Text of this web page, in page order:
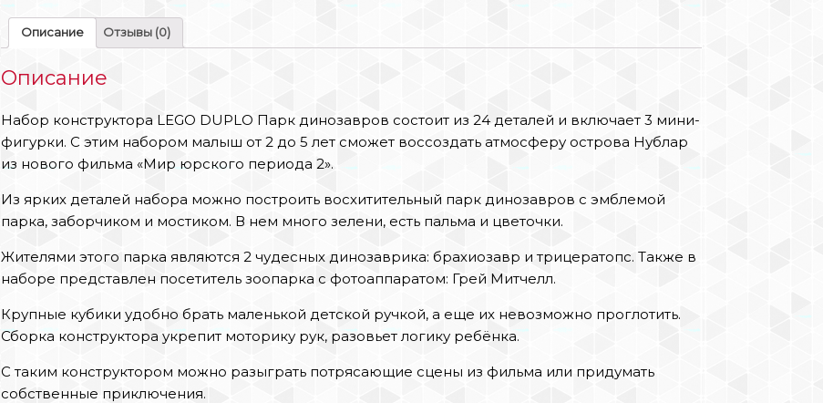
Описание Отзывы (0)
Описание
Набор конструктора LEGO DUPLO Парк динозавров состоит из 24 деталей и включает 3 мини-
фигурки. С этим набором малыш от 2 до 5 лет сможет воссоздать атмосферу острова Нублар
из нового фильма «Мир юрского периода 2».
Из ярких деталей набора можно построить восхитительный парк динозавров с эмблемой
парка, заборчиком и мостиком. В нем много зелени, есть пальма и цветочки.
Жителями этого парка являются 2 чудесных динозаврика: брахиозавр и трицератопс. Также в
наборе представлен посетитель зоопарка с фотоаппаратом: Грей Митчелл.
Крупные кубики удобно брать маленькой детской ручкой, а еще их невозможно проглотить.
Сборка конструктора укрепит моторику рук, разовьет логику ребёнка.
С таким конструктором можно разыграть потрясающие сцены из фильма или придумать
собственные приключения.